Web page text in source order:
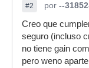
#2 por --
Creo que
seguro (incluso
no tiene gain
pero weno